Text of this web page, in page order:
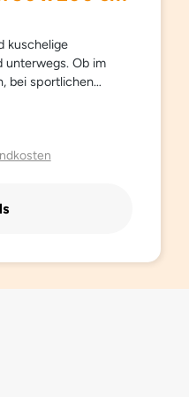
kuschelige
unterwegs. Ob im
besonders leicht,
Platz sparend.
mit